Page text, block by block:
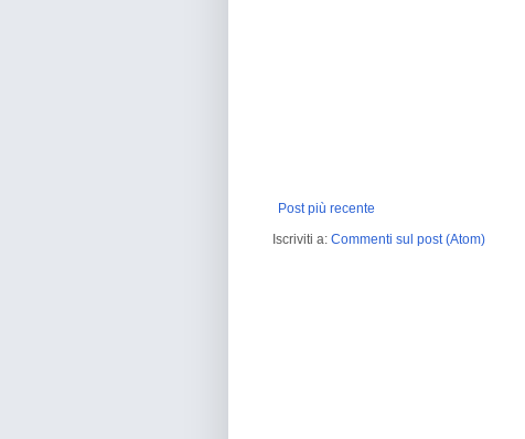
Post più recente
Iscriviti a: Commenti sul post (Atom)